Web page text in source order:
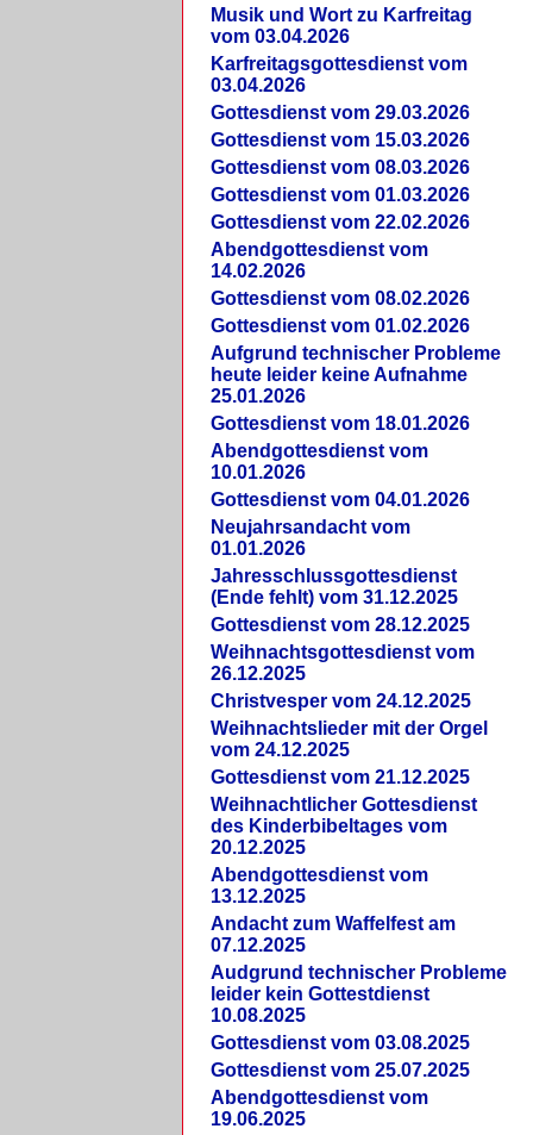
Musik und Wort zu Karfreitag
vom 03.04.2026
Karfreitagsgottesdienst vom
03.04.2026
Gottesdienst vom 29.03.2026
Gottesdienst vom 15.03.2026
Gottesdienst vom 08.03.2026
Gottesdienst vom 01.03.2026
Gottesdienst vom 22.02.2026
Abendgottesdienst vom
14.02.2026
Gottesdienst vom 08.02.2026
Gottesdienst vom 01.02.2026
Aufgrund technischer Probleme
heute leider keine Aufnahme
25.01.2026
Gottesdienst vom 18.01.2026
Abendgottesdienst vom
10.01.2026
Gottesdienst vom 04.01.2026
Neujahrsandacht vom
01.01.2026
Jahresschlussgottesdienst
(Ende fehlt) vom 31.12.2025
Gottesdienst vom 28.12.2025
Weihnachtsgottesdienst vom
26.12.2025
Christvesper vom 24.12.2025
Weihnachtslieder mit der Orgel
vom 24.12.2025
Gottesdienst vom 21.12.2025
Weihnachtlicher Gottesdienst
des Kinderbibeltages vom
20.12.2025
Abendgottesdienst vom
13.12.2025
Andacht zum Waffelfest am
07.12.2025
Audgrund technischer Probleme
leider kein Gottestdienst
10.08.2025
Gottesdienst vom 03.08.2025
Gottesdienst vom 25.07.2025
Abendgottesdienst vom
19.06.2025